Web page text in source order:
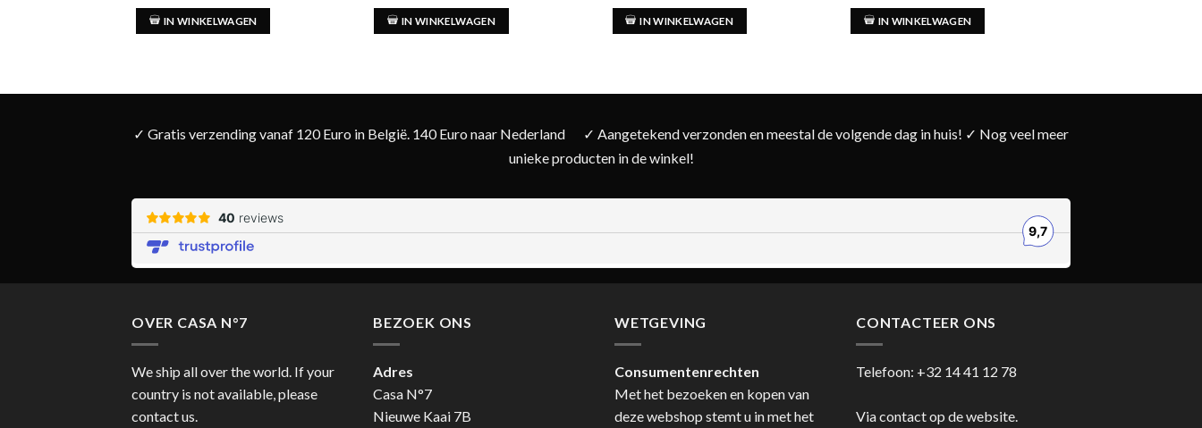
IN WINKELWAGEN IN WINKELWAGEN IN WINKELWAGEN IN WINKELWAGEN
✓ Gratis verzending vanaf 120 Euro in België. 140 Euro naar Nederland
✓ Aangetekend verzonden en meestal de volgende dag in huis! ✓ Nog veel meer
unieke producten in de winkel!
OVER CASA N°7
We ship all over the world. If your
country is not available, please
contact us.
BEZOEK ONS
Adres
Casa N°7
Nieuwe Kaai 7B
WETGEVING
Consumentenrechten
Met het bezoeken en kopen van
deze webshop stemt u in met het
CONTACTEER ONS
Telefoon: +32 14 41 12 78
Via contact op de website.